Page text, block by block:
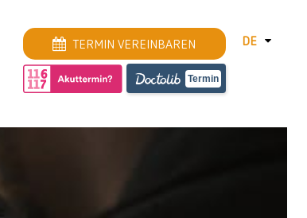
TERMIN VEREINBAREN
Termin
DE